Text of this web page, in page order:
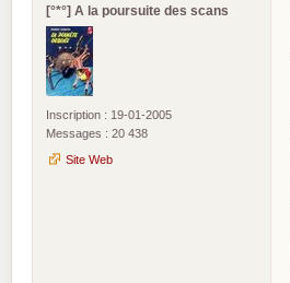
[°*°] A la poursuite des scans
Inscription : 19-01-2005
Messages : 20 438
Site Web